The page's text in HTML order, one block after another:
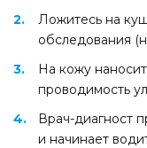
Ложитесь на
обследования
На кожу
проводимость
Врач-диагност
и начинает